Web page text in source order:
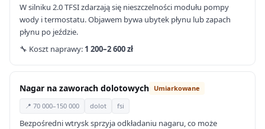
W silniku 2.0 TFSI zdarzają się nieszczelności modułu pompy
wody i termostatu. Objawem bywa ubytek płynu lub zapach
płynu po jeździe.
🔧 Koszt naprawy: 1 200–2 600 zł
Nagar na zaworach dolotowych Umiarkowane
📍 70 000–150 000 dolot fsi
Bezpośredni wtrysk sprzyja odkładaniu nagaru, co może